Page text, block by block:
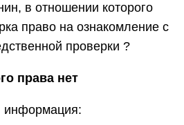
в отношении которого
право на ознакомление с
проверки ?
права нет
информация: